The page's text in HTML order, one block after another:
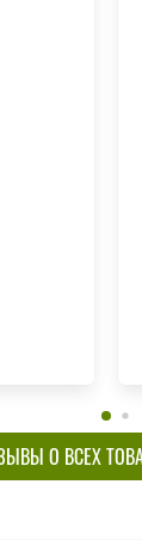
О ВСЕХ